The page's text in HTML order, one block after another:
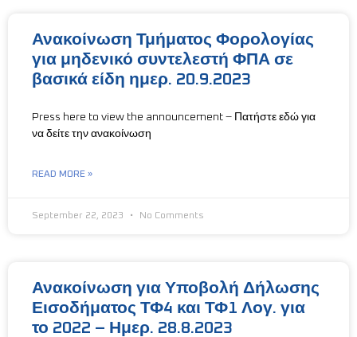
Ανακοίνωση Τμήματος Φορολογίας
για μηδενικό συντελεστή ΦΠΑ σε
βασικά είδη ημερ. 20.9.2023
Press here to view the announcement – Πατήστε εδώ για
να δείτε την ανακοίνωση
READ MORE »
September 22, 2023 No Comments
Ανακοίνωση για Υποβολή Δήλωσης
Εισοδήματος ΤΦ4 και ΤΦ1 Λογ. για
το 2022 – Ημερ. 28.8.2023